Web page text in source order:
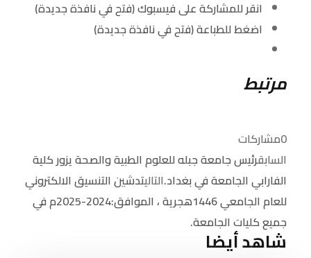
انقر للمشاركة على فيسبوك (فتح في نافذة جديدة)
اضغط للطباعة (فتح في نافذة جديدة)
مرتبط
0مشاركات
السابقرئيس جامعة جبله للعلوم الطبية والصحة يزور كلية
الفارابي الجامعة في بغداد.التاليتدشين التنسيق الالكتروني
للعام الجامعي 1446هجرية ، الموافق:2024-2025م في
جميع كليات الجامعة.
شاهد أيضا